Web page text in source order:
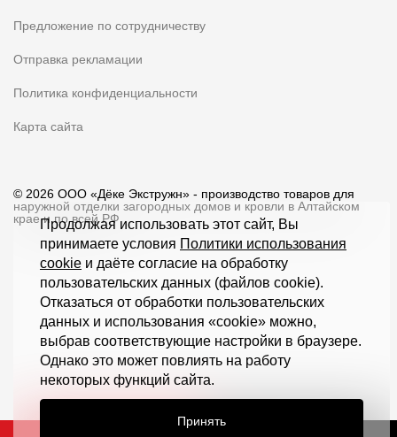
Предложение по сотрудничеству
Отправка рекламации
Политика конфиденциальности
Карта сайта
© 2026 ООО «Дёке Экстружн» - производство товаров для
наружной отделки загородных домов и кровли в Алтайском
крае и по всей РФ
Продолжая использовать этот сайт, Вы
принимаете условия Политики использования
cookie и даёте согласие на обработку
пользовательских данных (файлов cookie).
Отказаться от обработки пользовательских
данных и использования «cookie» можно,
выбрав соответствующие настройки в браузере.
Однако это может повлиять на работу
некоторых функций сайта.
Принять